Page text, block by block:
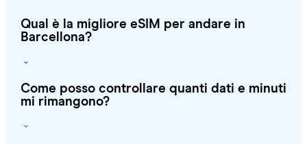
Qual è la migliore eSIM per andare in
Barcellona?
Come posso controllare quanti dati e minuti
mi rimangono?